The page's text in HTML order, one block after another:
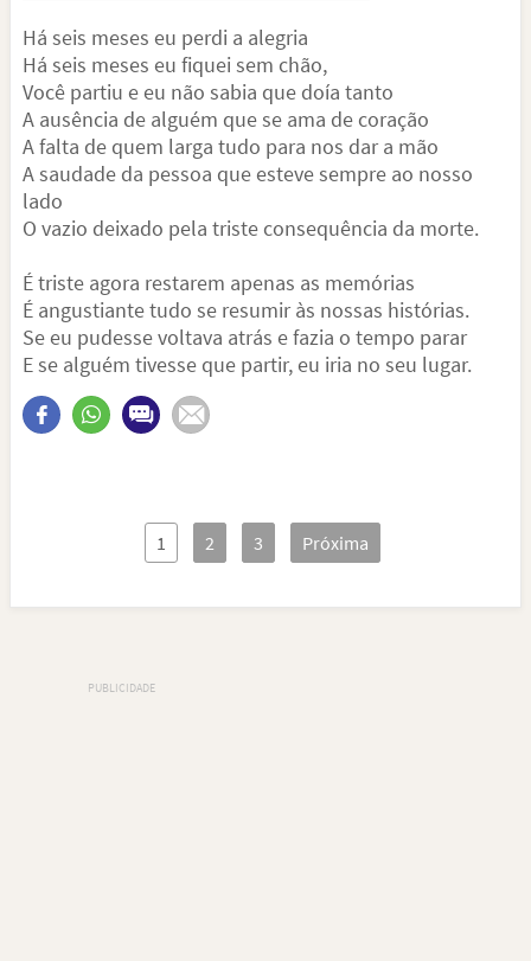
Há seis meses eu perdi a alegria
Há seis meses eu fiquei sem chão,
Você partiu e eu não sabia que doía tanto
A ausência de alguém que se ama de coração
A falta de quem larga tudo para nos dar a mão
A saudade da pessoa que esteve sempre ao nosso
lado
O vazio deixado pela triste consequência da morte.
É triste agora restarem apenas as memórias
É angustiante tudo se resumir às nossas histórias.
Se eu pudesse voltava atrás e fazia o tempo parar
E se alguém tivesse que partir, eu iria no seu lugar.
1 2 3 Próxima